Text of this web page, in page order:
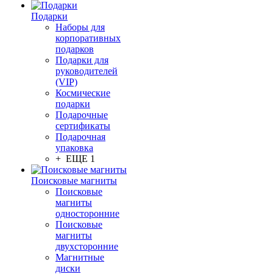
Подарки
Наборы для
корпоративных
подарков
Подарки для
руководителей
(VIP)
Космические
подарки
Подарочные
сертификаты
Подарочная
упаковка
+ ЕЩЕ 1
Поисковые магниты
Поисковые
магниты
односторонние
Поисковые
магниты
двухсторонние
Магнитные
диски